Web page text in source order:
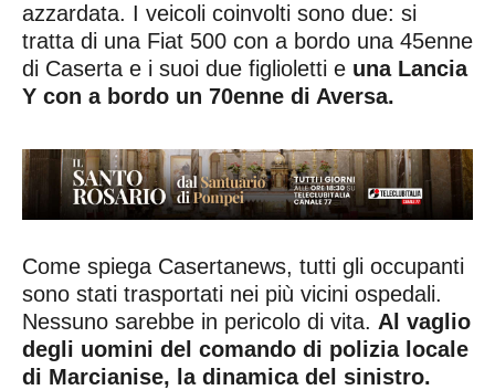
azzardata. I veicoli coinvolti sono due: si
tratta di una Fiat 500 con a bordo una 45enne
di Caserta e i suoi due figlioletti e una Lancia
Y con a bordo un 70enne di Aversa.
Come spiega Casertanews, tutti gli occupanti
sono stati trasportati nei più vicini ospedali.
Nessuno sarebbe in pericolo di vita. Al vaglio
degli uomini del comando di polizia locale
di Marcianise, la dinamica del sinistro.